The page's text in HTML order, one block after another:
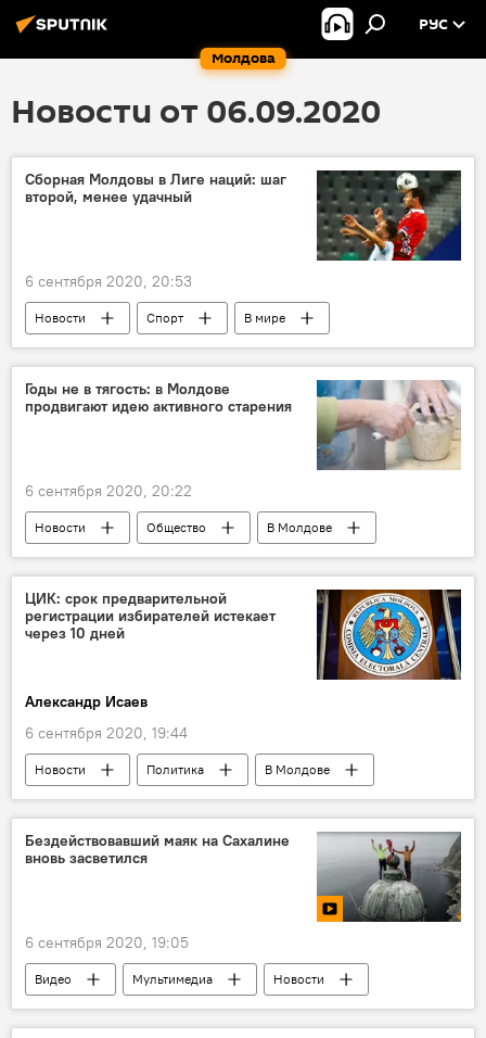
Молдова
РУС
Новости от 06.09.2020
Сборная Молдовы в Лиге наций: шаг
второй, менее удачный
6 сентября 2020, 20:53
Новости Спорт
В мире
Спорт
В Молдове
Годы не в тягость: в Молдове
продвигают идею активного старения
6 сентября 2020, 20:22
Новости Общество В Молдове
ЦИК: срок предварительной
регистрации избирателей истекает
через 10 дней
Александр Исаев
6 сентября 2020, 19:44
Новости Политика
В Молдове
Выборы президента
ЦИК
Бездействовавший маяк на Сахалине
вновь засветился
6 сентября 2020, 19:05
Видео Мультимедиа
Новости
Общество
В мире Россия